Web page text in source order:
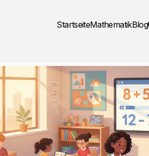
StartseiteMathematikBlog